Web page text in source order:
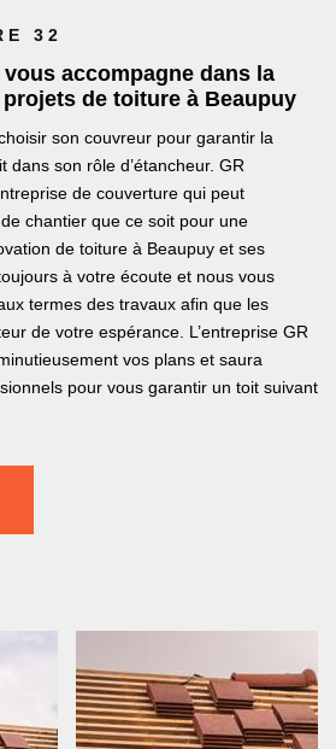
32
accompagne dans la
de toiture à Beaupuy
son couvreur pour garantir la
dans son rôle d’étancheur. GR
de couverture qui peut
chantier que ce soit pour une
de toiture à Beaupuy et ses
à votre écoute et nous vous
termes des travaux afin que les
de votre espérance. L’entreprise GR
vos plans et saura
pour vous garantir un toit suivant